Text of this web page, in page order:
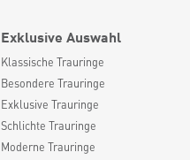
Exklusive Auswahl
Klassische Trauringe
Besondere Trauringe
Exklusive Trauringe
Schlichte Trauringe
Moderne Trauringe